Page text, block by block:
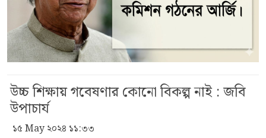
উচ্চ শিক্ষায় গবেষণার কোনো বিকল্প নাই : জবি
উপাচার্য
১৫ May ২০২৪ ১১:৩৩